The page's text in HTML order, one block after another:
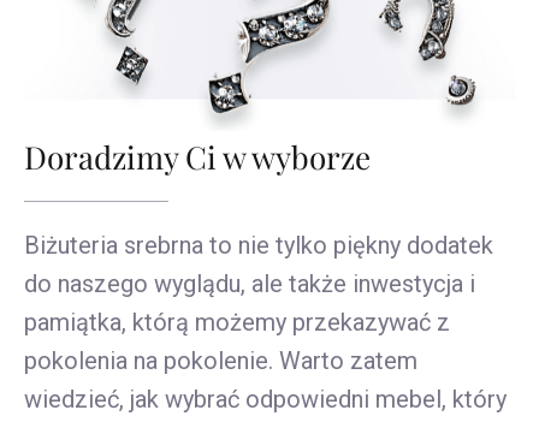
Doradzimy Ci w wyborze
Biżuteria srebrna to nie tylko piękny dodatek
do naszego wyglądu, ale także inwestycja i
pamiątka, którą możemy przekazywać z
pokolenia na pokolenie. Warto zatem
wiedzieć, jak wybrać odpowiedni mebel, który